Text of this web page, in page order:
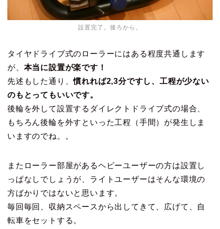
設置完了。後ろから。
タイヤドライブ式のローラーにはある程度共通します
が、 本当に設置が楽です！
先述もした通り、慣れれば2,3分ですし、工程が少ない
のもとってもいいです。
後輪を外して設置するダイレクトドライブ式の場合、
もちろん後輪を外すといった工程（手間）が発生しま
いますのでね。。
またローラー部屋があるヘビーユーザーの方は設置し
っぱなしでしょうが、ライトユーザーはそんな環境の
方ばかりではないと思います。
毎回毎回、収納スペースから出してきて、広げて、自
転車をセットする。